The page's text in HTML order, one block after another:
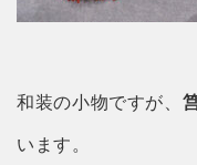
和装の小物ですが、
います。